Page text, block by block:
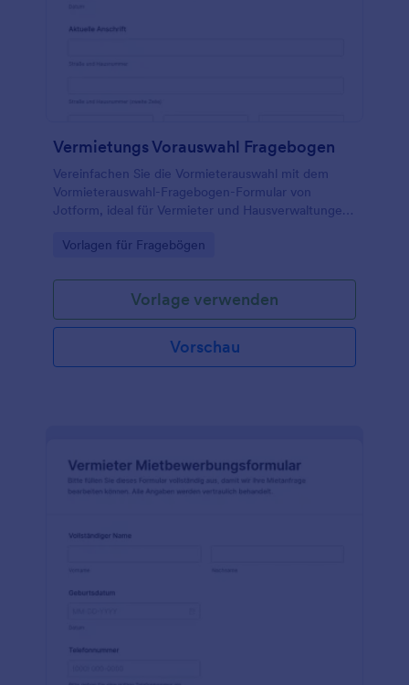
Vermietungs Vorauswahl Fragebogen
Vereinfachen Sie die Vormieterauswahl mit dem
Vormieterauswahl-Fragebogen-Formular von
Jotform, ideal für Vermieter und Hausverwaltungen,
vergleichen und Formularantworten zentral für die
Go to Category:
Vorlagen für Fragebögen
Vorlage verwenden
Vorschau